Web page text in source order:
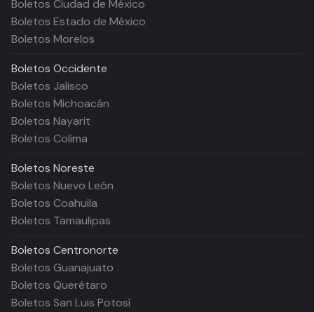
Boletos Ciudad de México
Boletos Estado de México
Boletos Morelos
Boletos Occidente
Boletos Jalisco
Boletos Michoacán
Boletos Nayarit
Boletos Colima
Boletos Noreste
Boletos Nuevo León
Boletos Coahuila
Boletos Tamaulipas
Boletos Centronorte
Boletos Guanajuato
Boletos Querétaro
Boletos San Luis Potosí